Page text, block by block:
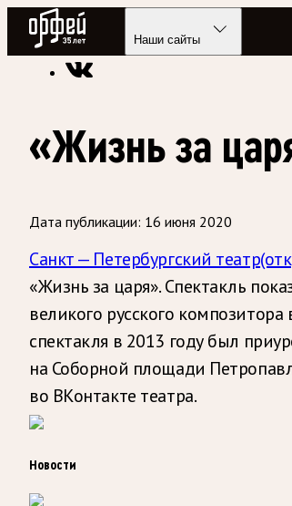
Радио Орфей
Наши сайты
Радио классической музыки «Орфей»
«Жизнь за
Дата публикации: 16 июня 2020
Санкт — Петербургский театр
«Жизнь за царя». Спектакль
великого русского
спектакля в 2013 году был
на Соборной площади
во ВКонтакте театра.
Новости